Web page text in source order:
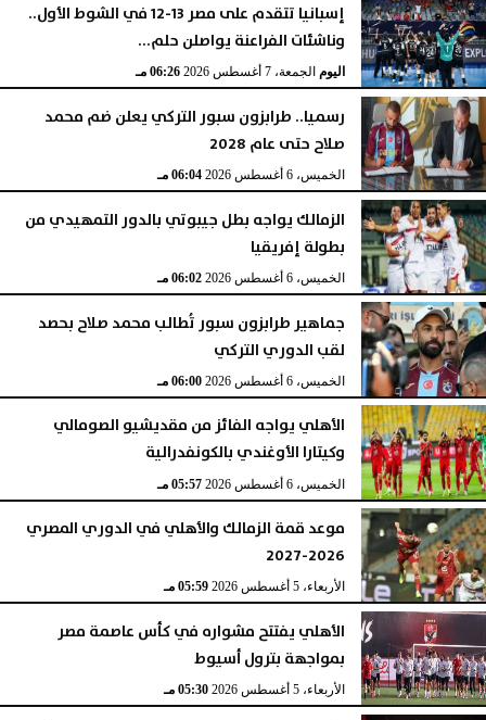
إسبانيا تتقدم على مصر 13-12 في الشوط الأول..
وناشئات الفراعنة يواصلن حلم...
اليومالجمعة، 7 أغسطس 2026 06:26 مـ
رسميا.. طرابزون سبور التركي يعلن ضم محمد
صلاح حتى عام 2028
الخميس، 6 أغسطس 2026 06:04 مـ
الزمالك يواجه بطل جيبوتي بالدور التمهيدي من
بطولة إفريقيا
الخميس، 6 أغسطس 2026 06:02 مـ
جماهير طرابزون سبور تُطالب محمد صلاح بحصد
لقب الدوري التركي
الخميس، 6 أغسطس 2026 06:00 مـ
الأهلي يواجه الفائز من مقديشيو الصومالي
وكيتارا الأوغندي بالكونفدرالية
الخميس، 6 أغسطس 2026 05:57 مـ
موعد قمة الزمالك والأهلي في الدوري المصري
2026-2027
الأربعاء، 5 أغسطس 2026 05:59 مـ
الأهلي يفتتح مشواره في كأس عاصمة مصر
بمواجهة بترول أسيوط
الأربعاء، 5 أغسطس 2026 05:30 مـ